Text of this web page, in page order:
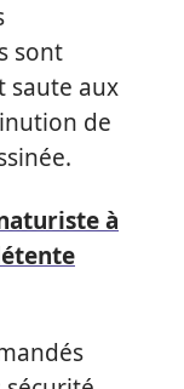
sont
saute aux
de
à